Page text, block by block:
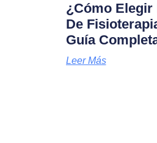
¿Cómo Elegir
De
Guía
Leer Más